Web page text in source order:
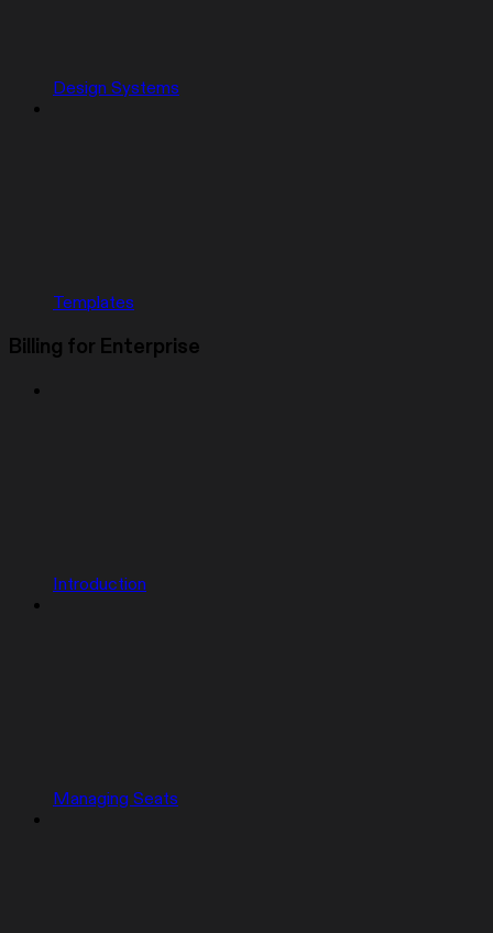
Design Systems
Templates
Billing for Enterprise
Introduction
Managing Seats